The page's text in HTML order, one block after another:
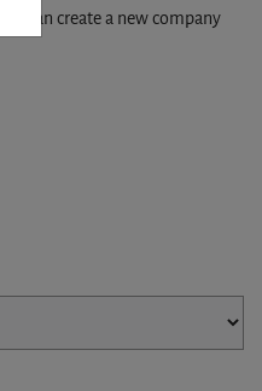
can create a new company